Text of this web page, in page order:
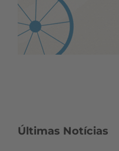
Últimas Notícias